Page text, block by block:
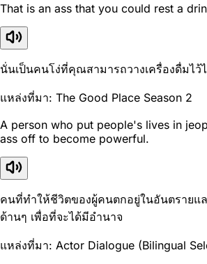
That is an ass that you could rest a
นั่นเป็นคนโง่ที่คุณสามารถวางเครื่องดื่มไว้
แหล่งที่มา: The Good Place Season 2
A person who put people's lives in
ass off to become powerful.
คนที่ทำให้ชีวิตของผู้คนตกอยู่ในอันตรายแ
ด้านๆ เพื่อที่จะได้มีอำนาจ
แหล่งที่มา: Actor Dialogue (Bilingual